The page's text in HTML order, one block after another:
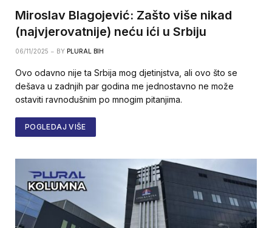
Miroslav Blagojević: Zašto više nikad
(najvjerovatnije) neću ići u Srbiju
06/11/2025 BY PLURAL BIH
Ovo odavno nije ta Srbija mog djetinjstva, ali ovo što se
dešava u zadnjih par godina me jednostavno ne može
ostaviti ravnodušnim po mnogim pitanjima.
POGLEDAJ VIŠE